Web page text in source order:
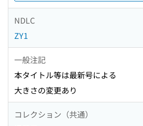
NDLC
ZY1
一般注記
本タイトル等は最新号による
大きさの変更あり
コレクション（共通）